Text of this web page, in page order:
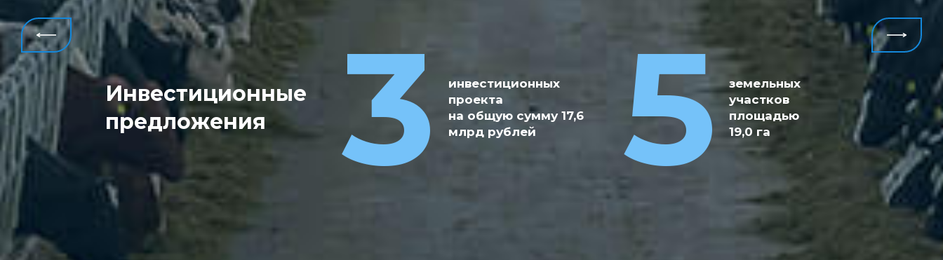
Инвестиционные
предложения
3
инвестиционных
проекта
на общую сумму 17,6
млрд рублей
5
земельных
участков
площадью
19,0 га
Всего
реализовано
17
реализовано
за 2015-2021гг.
на общую
сумму
6
крупных
реализуется
в настоящее
время на общую
сумму 14,9 млрд
рублей